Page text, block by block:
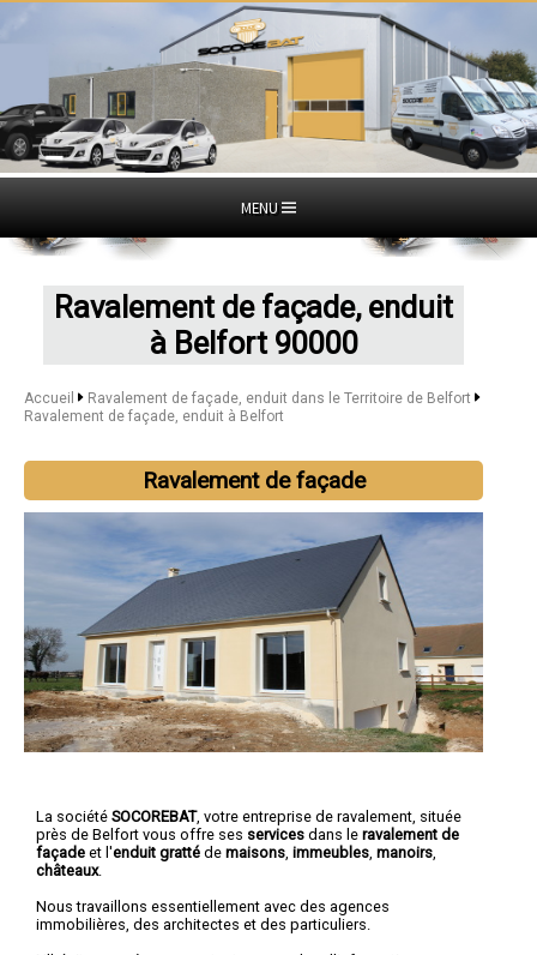
MENU
Ravalement de façade, enduit
à Belfort 90000
Accueil
Ravalement de façade, enduit dans le Territoire de Belfort
Ravalement de façade, enduit à Belfort
Ravalement de façade
La société SOCOREBAT, votre entreprise de ravalement , située
près de Belfort vous offre ses services dans le ravalement de
façade et l'enduit gratté de maisons immeubles manoirs
châteaux.
Nous travaillons essentiellement avec des agences
immobilières, des architectes et des particuliers.